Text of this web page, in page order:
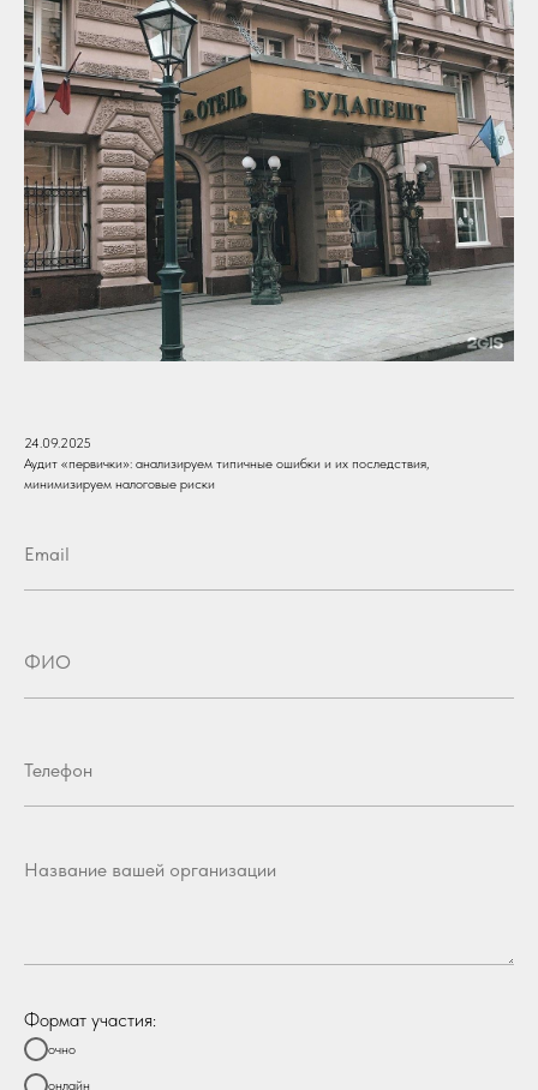
24.09.2025
Аудит «первички»: анализируем типичные ошибки и их последствия,
минимизируем налоговые риски
Формат участия:
очно
онлайн